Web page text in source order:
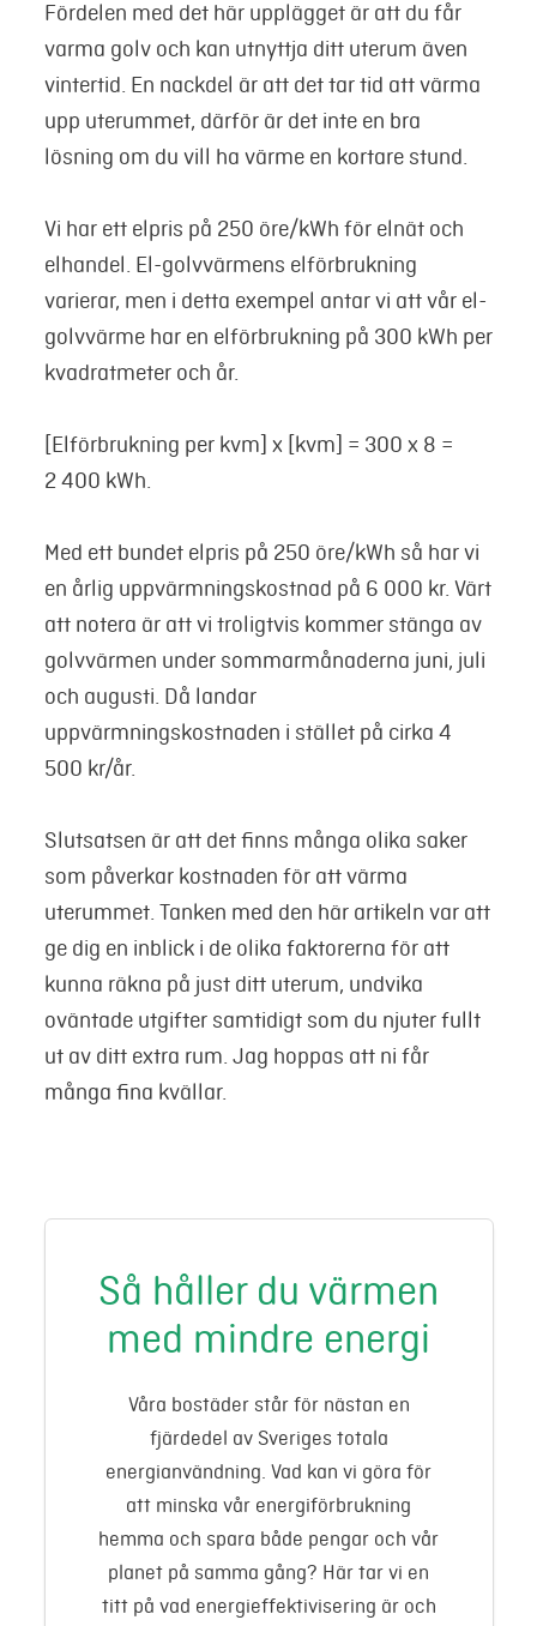
Fördelen med det här upplägget är att du får
varma golv och kan utnyttja ditt uterum även
vintertid. En nackdel är att det tar tid att värma
upp uterummet, därför är det inte en bra
lösning om du vill ha värme en kortare stund.
Vi har ett elpris på 250 öre/kWh för elnät och
elhandel. El-golvvärmens elförbrukning
varierar, men i detta exempel antar vi att vår el-
golvvärme har en elförbrukning på 300 kWh per
kvadratmeter och år.
[Elförbrukning per kvm] x [kvm] = 300 x 8 =
2 400 kWh.
Med ett bundet elpris på 250 öre/kWh så har vi
en årlig uppvärmningskostnad på 6 000 kr. Värt
att notera är att vi troligtvis kommer stänga av
golvvärmen under sommarmånaderna juni, juli
och augusti. Då landar
uppvärmningskostnaden i stället på cirka 4
500 kr/år.
Slutsatsen är att det finns många olika saker
som påverkar kostnaden för att värma
uterummet. Tanken med den här artikeln var att
ge dig en inblick i de olika faktorerna för att
kunna räkna på just ditt uterum, undvika
oväntade utgifter samtidigt som du njuter fullt
ut av ditt extra rum. Jag hoppas att ni får
många fina kvällar.
Så håller du värmen
med mindre energi
Våra bostäder står för nästan en
fjärdedel av Sveriges totala
energianvändning. Vad kan vi göra för
att minska vår energiförbrukning
hemma och spara både pengar och vår
planet på samma gång? Här tar vi en
titt på vad energieffektivisering är och